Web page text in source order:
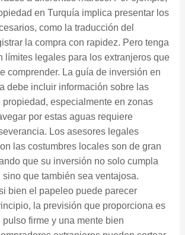
en Turquía implica presentar los
como la traducción del
la compra con rapidez. Pero tenga
límites legales para los extranjeros que
comprender. La guía de inversión en
debe incluir información sobre las
propiedad, especialmente en zonas
por estas aguas requiere
Los asesores legales
las costumbres locales son de gran
que su inversión no solo cumpla
sino que también sea ventajosa.
bien el papeleo puede parecer
la previsión que proporciona es
firme y una mente bien